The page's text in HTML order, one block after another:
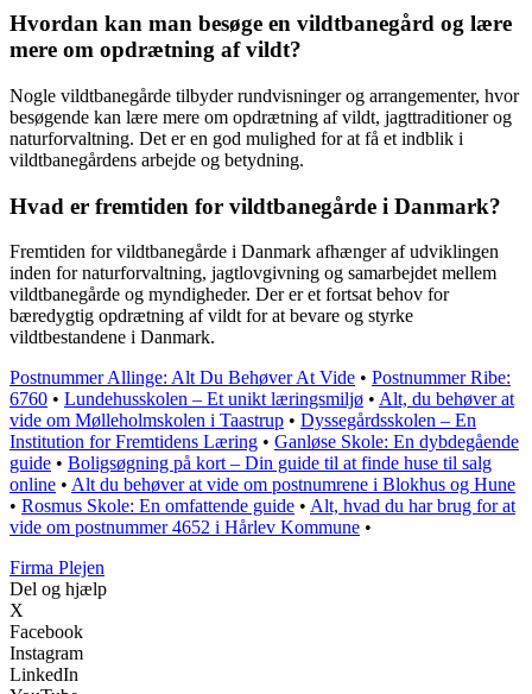
Hvordan kan man besøge en vildtbanegård og lære
mere om opdrætning af vildt?
Nogle vildtbanegårde tilbyder rundvisninger og arrangementer, hvor
besøgende kan lære mere om opdrætning af vildt, jagttraditioner og
naturforvaltning. Det er en god mulighed for at få et indblik i
vildtbanegårdens arbejde og betydning.
Hvad er fremtiden for vildtbanegårde i Danmark?
Fremtiden for vildtbanegårde i Danmark afhænger af udviklingen
inden for naturforvaltning, jagtlovgivning og samarbejdet mellem
vildtbanegårde og myndigheder. Der er et fortsat behov for
bæredygtig opdrætning af vildt for at bevare og styrke
vildtbestandene i Danmark.
Postnummer Allinge: Alt Du Behøver At Vide • Postnummer Ribe:
6760 • Lundehusskolen – Et unikt læringsmiljø • Alt, du behøver at
vide om Mølleholmskolen i Taastrup • Dyssegårdsskolen – En
Institution for Fremtidens Læring • Ganløse Skole: En dybdegående
guide • Boligsøgning på kort – Din guide til at finde huse til salg
online • Alt du behøver at vide om postnumrene i Blokhus og Hune
• Rosmus Skole: En omfattende guide • Alt, hvad du har brug for at
vide om postnummer 4652 i Hårlev Kommune •
Firma Plejen
Del og hjælp
X
Facebook
Instagram
LinkedIn